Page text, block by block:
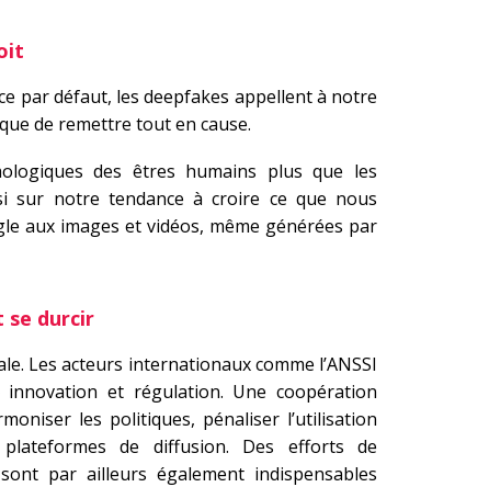
par défaut, les deepfakes appellent à notre
de remettre tout en cause.
des êtres humains plus que les
sur notre tendance à croire ce que nous
aux images et vidéos, même générées par
se durcir
Les acteurs internationaux comme l’ANSSI
et régulation. Une coopération
les politiques, pénaliser l’utilisation
de diffusion. Des efforts de
par ailleurs également indispensables